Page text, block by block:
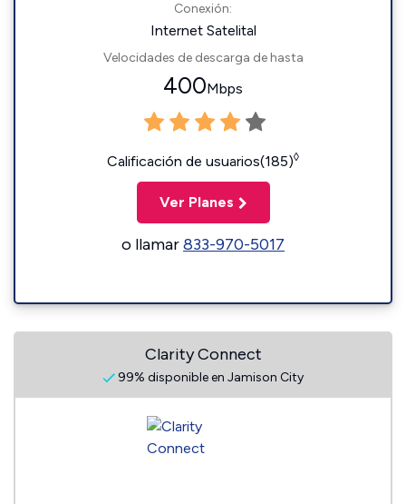
Conexión:
Internet Satelital
Velocidades de descarga de hasta
400Mbps
Calificación de usuarios(185)◊
Ver Planes
o llamar833-970-5017
Clarity Connect
99% disponible en Jamison City